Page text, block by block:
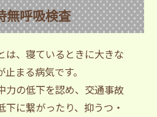
無呼吸検査
は、寝ているときに大きな
まる病気です。
力の低下を認め、交通事故
に繋がったり、抑うつ・